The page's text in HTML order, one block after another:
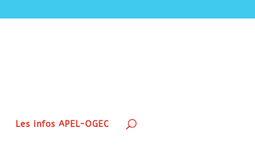
Les infos APEL-OGEC